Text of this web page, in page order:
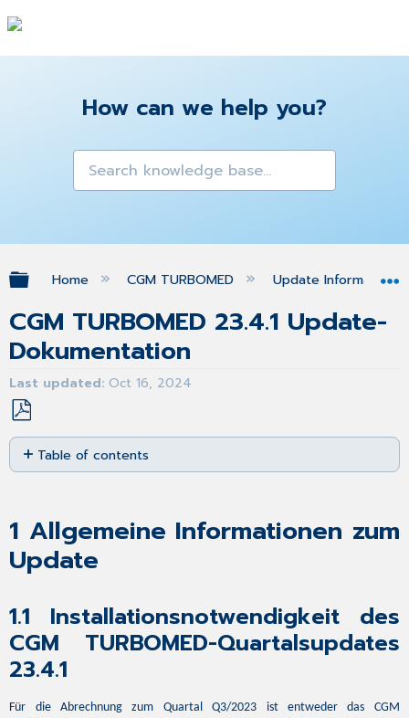
How can we help you?
Expand/collapse global hierarchy
Home CGM TURBOMED Update
CGM TURBOMED 23.4.1 Update-
Dokumentation
Last updated Oct 16, 2024
Save
as
PDF
Table of contents
Informationen
zum
Update
des
CGM
TURBOMED-
1.2
1 Allgemeine Informationen zum
Update
1.1 Installationsnotwendigkeit des
CGM TURBOMED-Quartalsupdates
23.4.1
Für die Abrechnung zum Quartal Q3/2023 ist entweder das CGM